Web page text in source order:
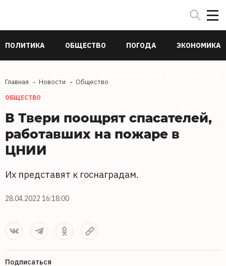
ПОЛИТИКА ОБЩЕСТВО ПОГОДА ЭКОНОМИКА
Главная Новости Общество
ОБЩЕСТВО
В Твери поощрят спасателей,
работавших на пожаре в
ЦНИИ
Их представят к госнаградам.
28.04.2022 16:18:00
Подписаться